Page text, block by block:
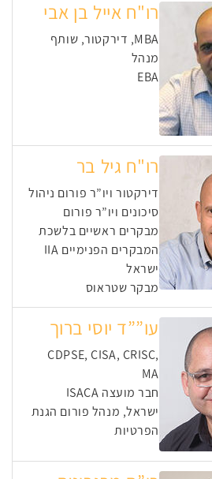
רו"ח אייל בן אבי
MBA, דירקטור, שותף
מנהל
EBA
רו"ח גיל בר
דירקטור ויו”ר פורום ניהול
סיכונים ויו”ר פורום
מבקרים ראשיים בלשכת
המבקרים הפנימיים IIA
ישראל
מבקר שטראוס
עו””ד יוסי ברוך
CDPSE, CISA, CRISC,
MA
חבר מועצה ISACA
ישראל, מנהל פורום הגנת
הפרטיות